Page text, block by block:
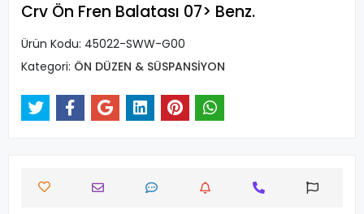
Crv Ön Fren Balatası 07> Benz.
Ürün Kodu: 45022-SWW-G00
Kategori: ÖN DÜZEN & SÜSPANSİYON